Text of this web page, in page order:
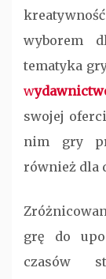
wyborem
tematyka
w
swojej
nim gry
również dla
grę do
czasów